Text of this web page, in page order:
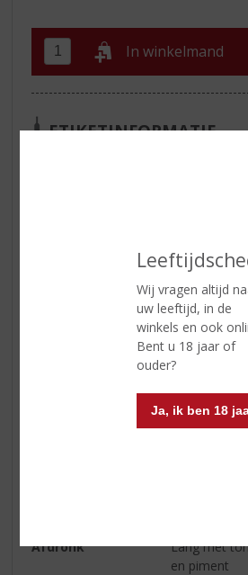
Wij vragen altijd
uw leeftijd, in de
winkels en ook
Bent u 18 jaar of
ouder?
Ja, ik ben 18
In winkelmand
ETIKETINFORMATIE
Alcoholpercentage
43% vol
Single Malt
Smaaktype Whisky
Vol & Rijk
Goud met
bessen,
eiken
Afdronk
Lang met
en piment